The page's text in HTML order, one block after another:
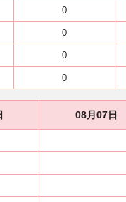
0
0
0
0
08月07日